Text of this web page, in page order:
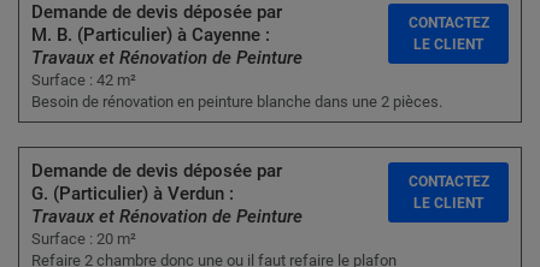
Demande de devis déposée par
M. B. (Particulier) à Cayenne :
Travaux et Rénovation de Peinture
Surface : 42 m²
Besoin de rénovation en peinture blanche dans une 2 pièces.
CONTACTEZ
LE CLIENT
Demande de devis déposée par
G. (Particulier) à Verdun :
Travaux et Rénovation de Peinture
Surface : 20 m²
Refaire 2 chambre donc une ou il faut refaire le plafon
CONTACTEZ
LE CLIENT